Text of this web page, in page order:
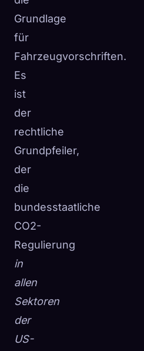
Grundlage
für
Fahrzeugvorschriften.
Es
ist
der
rechtliche
Grundpfeiler,
der
die
bundesstaatliche
CO2-
Regulierung
in
allen
Sektoren
der
US-